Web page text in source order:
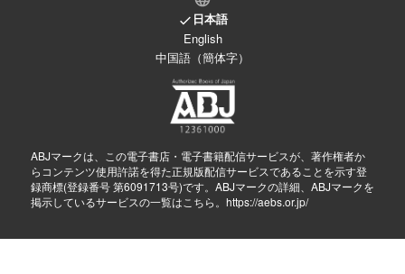
日本語
English
中国語（簡体字）
ABJマークは、この電子書店・電子書籍配信サービスが、著作権者か
らコンテンツ使用許諾を得た正規版配信サービスであることを示す登
録商標(登録番号 第6091713号)です。ABJマークの詳細、ABJマークを
掲示しているサービスの一覧はこちら。 https://aebs.or.jp/